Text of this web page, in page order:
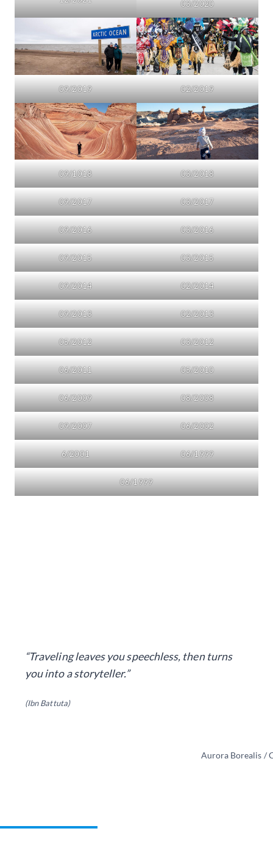
03/2020
09/2019 02/2019
09/1018 03/2018
09/2017 03/2017
09/2016 03/2016
09/2015 03/2015
09/2014 02/2014
09/2013 02/2013
05/2012 03/2012
06/2011 05/2010
06/2009 08/2008
09/2007 06/2002
6/2001 06/1999
06/1999
“Traveling leaves you speechless, then turns
you into a storyteller.”
(Ibn Battuta)
Aurora Borealis /